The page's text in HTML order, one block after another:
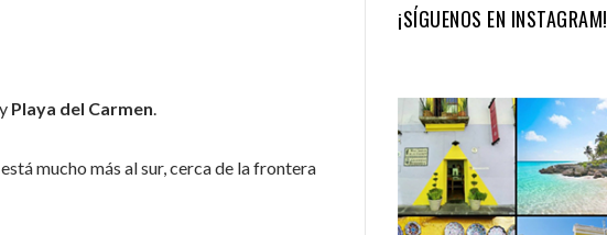
y Playa del Carmen
mucho más al sur, cerca de la frontera
¡SÍGUENOS EN INSTAGRAM!